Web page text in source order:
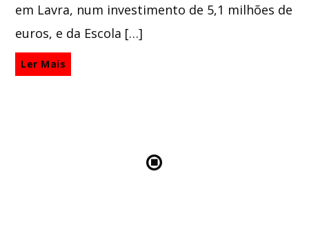
em Lavra, num investimento de 5,1 milhões de
euros, e da Escola […]
Ler Mais